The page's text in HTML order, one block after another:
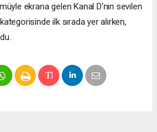
ekrana gelen Kanal D'nin sevilen
ilk sırada yer alırken,